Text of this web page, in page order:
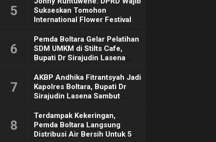
5
Sukseskan Tomohon
International Flower Festival
6
Pemda Boltara Gelar Pelatihan
SDM UMKM di Stilts Cafe,
Bupati Dr Sirajudin Lasena
Dorong Ekonomi Daerah
7
AKBP Andhika Fitrantsyah Jadi
Kapolres Boltara, Bupati Dr
Sirajudin Lasena Sambut
8
Terdampak Kekeringan,
Pemda Boltara Langsung
Distribusi Air Bersih Untuk 50